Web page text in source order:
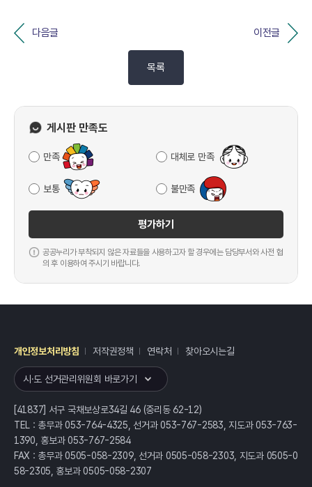
다음글 이전글
목록
게시판 만족도
만족 대체로 만족
보통 불만족
평가하기
공공누리가 부착되지 않은 자료들을 사용하고자 할 경우에는 담당부서와 사전 협
의 후 이용하여 주시기 바랍니다.
개인정보처리방침 저작권정책 연락처 찾아오시는길
시·도 선거관리위원회 바로가기
[41837] 서구 국채보상로34길 46 (중리동 62-12)
TEL : 총무과 053-764-4325, 선거과 053-767-2583, 지도과 053-763-
1390, 홍보과 053-767-2584
FAX : 총무과 0505-058-2309, 선거과 0505-058-2303, 지도과 0505-0
58-2305, 홍보과 0505-058-2307